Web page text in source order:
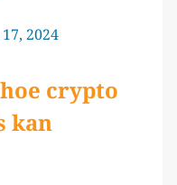
2024
crypto
kan